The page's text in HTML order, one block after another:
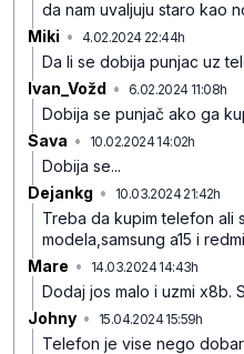
da nam uvaljuju staro kao
Miki • 4.02.2024 22:44h
Da li se dobija punjac uz
Ivan_Vožd • 6.02.2024 11:08h
Dobija se punjač ako ga
Sava • 10.02.2024 14:02h
Dobija se...
Dejankg • 10.03.2024 21:42h
Treba da kupim telefon ali
modela,samsung a15 i
Mare • 14.03.2024 14:43h
Dodaj jos malo i uzmi x8b.
Johny • 15.04.2024 15:59h
Telefon je vise nego